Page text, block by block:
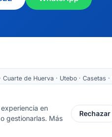
de Huerva · Utebo ·
📞 976 565 622 ✉
en
gestionarlas. Más
Rechazar